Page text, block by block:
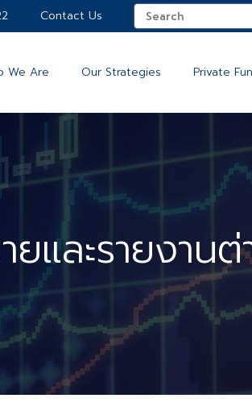
Contact Us
We Are Our Strategies Private
ยและรายงาน